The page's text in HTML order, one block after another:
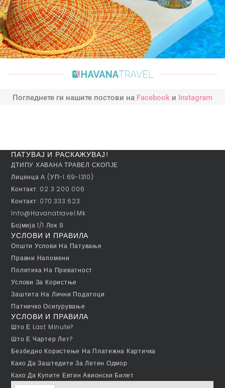
Погледнете ги нашите постови на Facebook и Instagram
ПАТУВАЈ И РАСКАЖУВАЈ!
ДТИПУ ХАВАНА ТРАВЕЛ СКОПЈЕ
Лиценца А (УП-I 69-1310)
Контакт: 02 3 200 006
Контакт: 070 333 623
Info@havanatravel.mk
Бојмија 1/1 Лок 8
УСЛОВИ И ПРАВИЛА
Општи Услови На Патување
Правни Напомени
Политика На Приватност
Услови За Користње
Заштита На Лични Податоци
Патничко Осигурување
УСЛОВИ И ПРАВИЛА
Што Е Last Minute?
Што Е Чартер Лет?
Безбедно Користење На Платежна Картичка
Како Да Заштедите За Летен Одмор
Како Да Купите Евтин Авионски Билет